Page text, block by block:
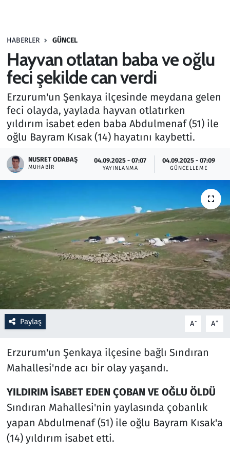
HABERLER GÜNCEL
Hayvan otlatan baba ve oğlu
feci şekilde can verdi
Erzurum'un Şenkaya ilçesinde meydana gelen
feci olayda, yaylada hayvan otlatırken
yıldırım isabet eden baba Abdulmenaf (51) ile
oğlu Bayram Kısak (14) hayatını kaybetti.
NUSRET ODABAŞ
MUHABIR
04.09.2025 - 07:07
YAYINLANMA
04.09.2025 - 07:09
GÜNCELLEME
Paylaş A- A+
Erzurum'un Şenkaya ilçesine bağlı Sındıran
Mahallesi'nde acı bir olay yaşandı.
YILDIRIM İSABET EDEN ÇOBAN VE OĞLU ÖLDÜ
Sındıran Mahallesi'nin yaylasında çobanlık
yapan Abdulmenaf (51) ile oğlu Bayram Kısak'a
(14) yıldırım isabet etti.
Haber
Kültür Sanat
Kurumsal Haberler
Lezzet Durağı
Ramazan
Resmi İlanlar
Rüya Tabirleri
Sağlık
Savunma Sanayi
Seçim 2023
Teknoloji ve Bilim
Televizyon